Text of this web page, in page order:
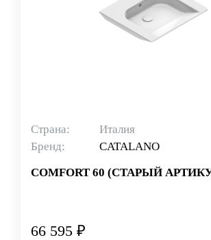
Страна:
Италия
Бренд:
CATALANO
COMFORT 60 (СТАРЫЙ
66 595 ₽